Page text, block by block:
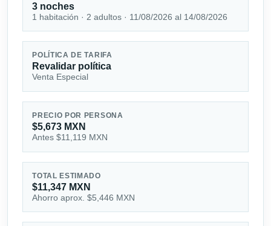
3 noches
1 habitación · 2 adultos · 11/08/2026 al 14/08/2026
POLÍTICA DE TARIFA
Revalidar política
Venta Especial
PRECIO POR PERSONA
$5,673 MXN
Antes $11,119 MXN
TOTAL ESTIMADO
$11,347 MXN
Ahorro aprox. $5,446 MXN